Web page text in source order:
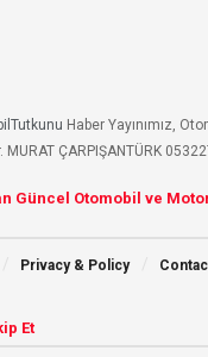
Haber Yayınımız,
MURAT ÇARPIŞANTÜRK
Güncel Otomobil ve
Privacy & Policy
Et